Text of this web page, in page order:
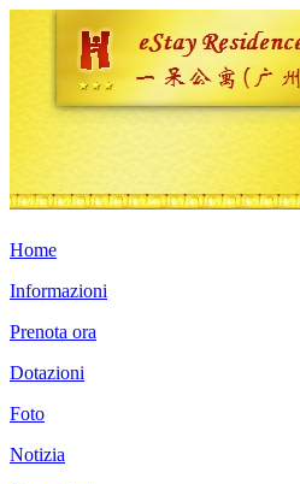
Home
Informazioni
Prenota ora
Dotazioni
Foto
Notizia